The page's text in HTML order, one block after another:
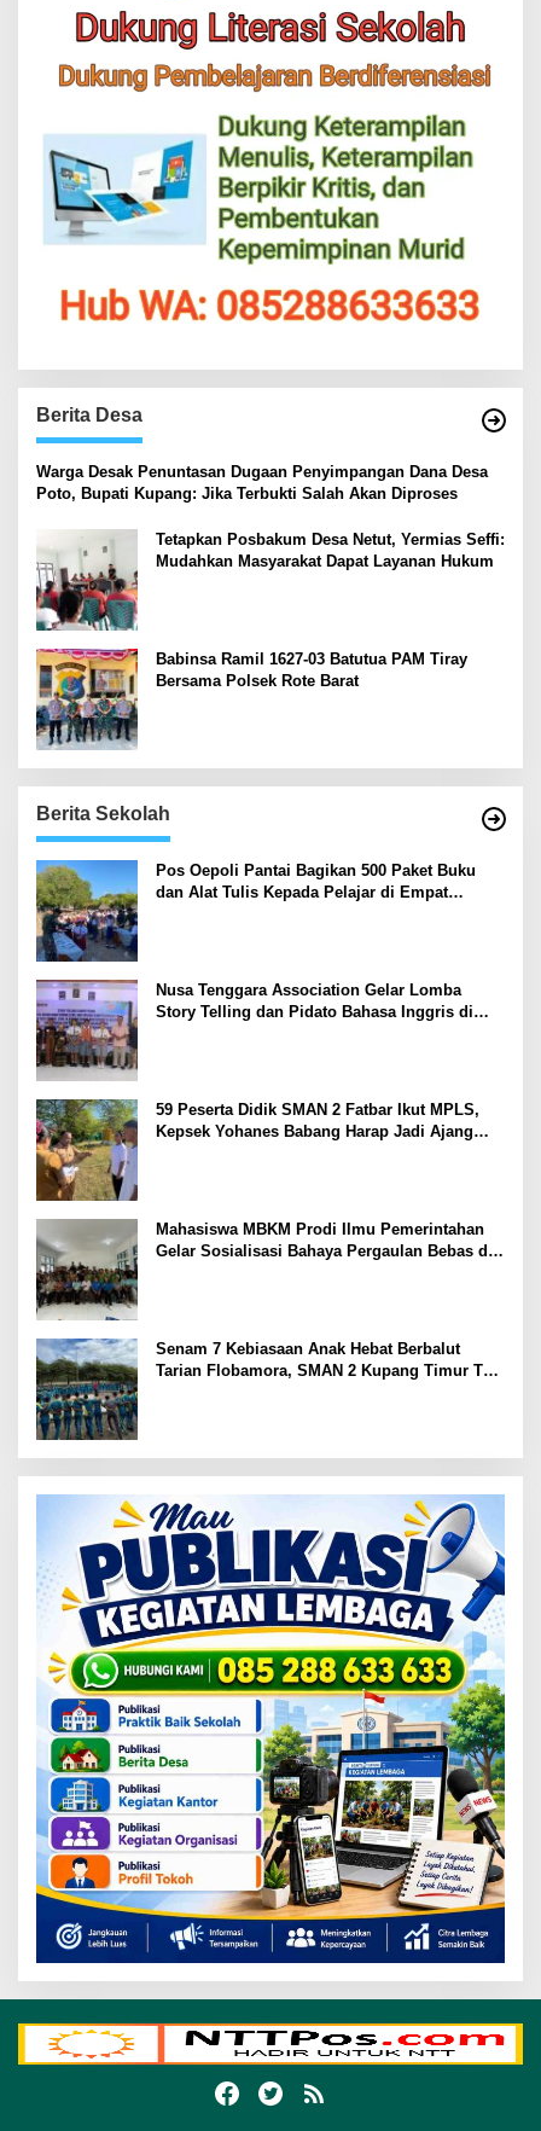
Berita Desa
‎Warga Desak Penuntasan Dugaan Penyimpangan Dana Desa
Poto, Bupati Kupang: Jika Terbukti Salah Akan Diproses
Tetapkan Posbakum Desa Netut, Yermias Seffi:
Mudahkan Masyarakat Dapat Layanan Hukum
Babinsa Ramil 1627-03 Batutua PAM Tiray
Bersama Polsek Rote Barat
Berita Sekolah
Pos Oepoli Pantai Bagikan 500 Paket Buku
dan Alat Tulis Kepada Pelajar di Empat
Nusa Tenggara Association Gelar Lomba
Story Telling dan Pidato Bahasa Inggris di
59 Peserta Didik SMAN 2 Fatbar Ikut MPLS,
Kepsek Yohanes Babang Harap Jadi Ajang
Mahasiswa MBKM Prodi Ilmu Pemerintahan
Gelar Sosialisasi Bahaya Pergaulan Bebas di
Senam 7 Kebiasaan Anak Hebat Berbalut
Tarian Flobamora, SMAN 2 Kupang Timur Tuai